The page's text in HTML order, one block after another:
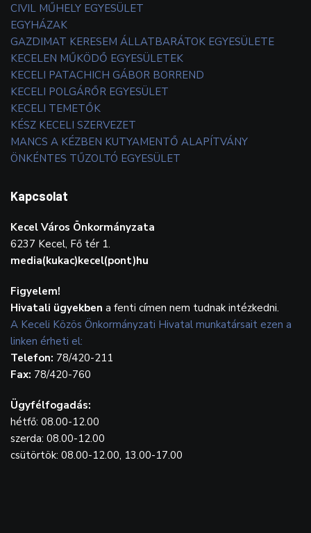
CIVIL MŰHELY EGYESÜLET
EGYHÁZAK
GAZDIMAT KERESEM ÁLLATBARÁTOK EGYESÜLETE
KECELEN MŰKÖDŐ EGYESÜLETEK
KECELI PATACHICH GÁBOR BORREND
KECELI POLGÁRŐR EGYESÜLET
KECELI TEMETŐK
KÉSZ KECELI SZERVEZET
MANCS A KÉZBEN KUTYAMENTŐ ALAPÍTVÁNY
ÖNKÉNTES TŰZOLTÓ EGYESÜLET
Kapcsolat
Kecel Város Önkormányzata
6237 Kecel, Fő tér 1.
media(kukac)kecel(pont)hu
Figyelem!
Hivatali ügyekben a fenti címen nem tudnak intézkedni.
A Keceli Közös Önkormányzati Hivatal munkatársait ezen a
linken érheti el:
Telefon: 78/420-211
Fax: 78/420-760
Ügyfélfogadás:
hétfő: 08.00-12.00
szerda: 08.00-12.00
csütörtök: 08.00-12.00, 13.00-17.00